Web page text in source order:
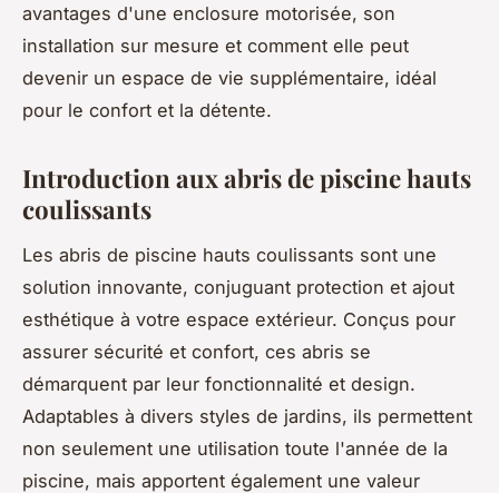
avantages d'une enclosure motorisée, son
installation sur mesure et comment elle peut
devenir un espace de vie supplémentaire, idéal
pour le confort et la détente.
Introduction aux abris de piscine hauts
coulissants
Les abris de piscine hauts coulissants sont une
solution innovante, conjuguant protection et ajout
esthétique à votre espace extérieur. Conçus pour
assurer sécurité et confort, ces abris se
démarquent par leur fonctionnalité et design.
Adaptables à divers styles de jardins, ils permettent
non seulement une utilisation toute l'année de la
piscine, mais apportent également une valeur